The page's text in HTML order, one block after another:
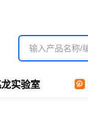
实验室